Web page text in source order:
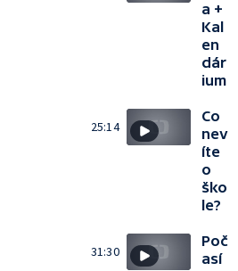
a +
Kal
en
dár
ium
25:14
Co
nev
íte
o
ško
le?
31:30
Poč
así